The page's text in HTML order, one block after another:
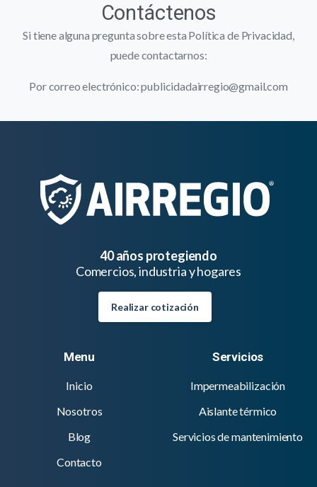
Contáctenos
Si tiene alguna pregunta sobre esta Política de Privacidad,
puede contactarnos:
Por correo electrónico: publicidadairregio@gmail.com
40 años protegiendo
Comercios, industria y hogares
Realizar cotización
Menu
Inicio
Nosotros
Blog
Contacto
Servicios
Impermeabilización
Aislante térmico
Servicios de mantenimiento